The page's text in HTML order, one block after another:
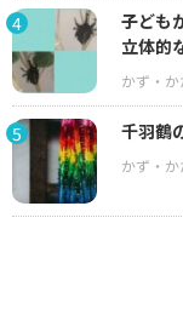
4
子ども
立体的
5 千羽鶴